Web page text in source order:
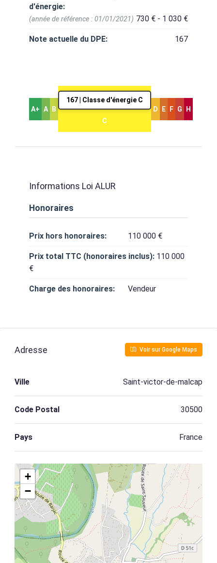
d'énergie:
730 € - 1 030 €
(année de référence : 01/01/2021)
Note actuelle du DPE: 167
A+ A B
167 | Classe d'énergie C
C
D E F G H
Informations Loi ALUR
Honoraires
Prix hors honoraires: 110 000 €
Prix total TTC (honoraires inclus): 110 000
€
Charge des honoraires: Vendeur
Adresse Voir sur Google Maps
Ville Saint-victor-de-malcap
Code Postal 30500
Pays France
+
−